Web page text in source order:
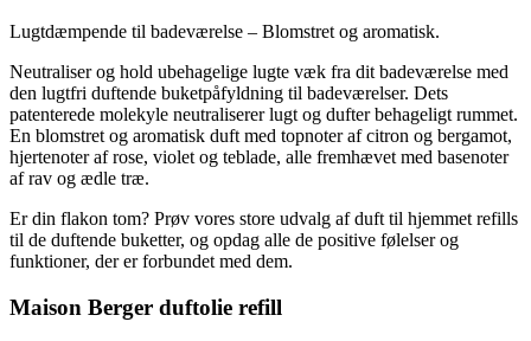
Lugtdæmpende til badeværelse – Blomstret og aromatisk.
Neutraliser og hold ubehagelige lugte væk fra dit badeværelse med
den lugtfri duftende buketpåfyldning til badeværelser. Dets
patenterede molekyle neutraliserer lugt og dufter behageligt rummet.
En blomstret og aromatisk duft med topnoter af citron og bergamot,
hjertenoter af rose, violet og teblade, alle fremhævet med basenoter
af rav og ædle træ.
Er din flakon tom? Prøv vores store udvalg af duft til hjemmet refills
til de duftende buketter, og opdag alle de positive følelser og
funktioner, der er forbundet med dem.
Maison Berger duftolie refill